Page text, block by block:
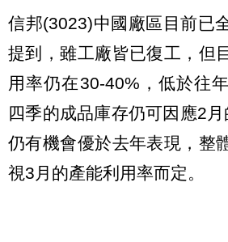
信邦(3023)中國廠區目前已
提到，雖工廠皆已復工，但
用率仍在30-40%，低於往
四季的成品庫存仍可因應2
仍有機會優於去年表現，整
視3月的產能利用率而定。